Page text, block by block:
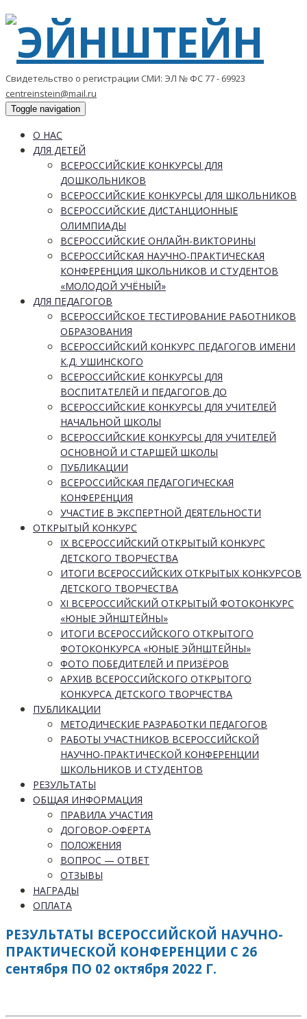
Свидетельство о регистрации СМИ: ЭЛ № ФС 77 - 69923
centreinstein@mail.ru
Toggle navigation
О НАС
ДЛЯ ДЕТЕЙ
ВСЕРОССИЙСКИЕ КОНКУРСЫ ДЛЯ
ДОШКОЛЬНИКОВ
ВСЕРОССИЙСКИЕ КОНКУРСЫ ДЛЯ ШКОЛЬНИКОВ
ВСЕРОССИЙСКИЕ ДИСТАНЦИОННЫЕ
ОЛИМПИАДЫ
ВСЕРОССИЙСКИЕ ОНЛАЙН-ВИКТОРИНЫ
ВСЕРОССИЙСКАЯ НАУЧНО-ПРАКТИЧЕСКАЯ
КОНФЕРЕНЦИЯ ШКОЛЬНИКОВ И СТУДЕНТОВ
«МОЛОДОЙ УЧЁНЫЙ»
ДЛЯ ПЕДАГОГОВ
ВСЕРОССИЙСКОЕ ТЕСТИРОВАНИЕ РАБОТНИКОВ
ОБРАЗОВАНИЯ
ВСЕРОССИЙСКИЙ КОНКУРС ПЕДАГОГОВ ИМЕНИ
К.Д. УШИНСКОГО
ВСЕРОССИЙСКИЕ КОНКУРСЫ ДЛЯ
ВОСПИТАТЕЛЕЙ И ПЕДАГОГОВ ДО
ВСЕРОССИЙСКИЕ КОНКУРСЫ ДЛЯ УЧИТЕЛЕЙ
НАЧАЛЬНОЙ ШКОЛЫ
ВСЕРОССИЙСКИЕ КОНКУРСЫ ДЛЯ УЧИТЕЛЕЙ
ОСНОВНОЙ И СТАРШЕЙ ШКОЛЫ
ПУБЛИКАЦИИ
ВСЕРОССИЙСКАЯ ПЕДАГОГИЧЕСКАЯ
КОНФЕРЕНЦИЯ
УЧАСТИЕ В ЭКСПЕРТНОЙ ДЕЯТЕЛЬНОСТИ
ОТКРЫТЫЙ КОНКУРС
IX ВСЕРОССИЙСКИЙ ОТКРЫТЫЙ КОНКУРС
ДЕТСКОГО ТВОРЧЕСТВА
ИТОГИ ВСЕРОССИЙСКИХ ОТКРЫТЫХ КОНКУРСОВ
ДЕТСКОГО ТВОРЧЕСТВА
XI ВСЕРОССИЙСКИЙ ОТКРЫТЫЙ ФОТОКОНКУРС
«ЮНЫЕ ЭЙНШТЕЙНЫ»
ИТОГИ ВСЕРОССИЙСКОГО ОТКРЫТОГО
ФОТОКОНКУРСА «ЮНЫЕ ЭЙНШТЕЙНЫ»
ФОТО ПОБЕДИТЕЛЕЙ И ПРИЗЁРОВ
АРХИВ ВСЕРОССИЙСКОГО ОТКРЫТОГО
КОНКУРСА ДЕТСКОГО ТВОРЧЕСТВА
ПУБЛИКАЦИИ
МЕТОДИЧЕСКИЕ РАЗРАБОТКИ ПЕДАГОГОВ
РАБОТЫ УЧАСТНИКОВ ВСЕРОССИЙСКОЙ
НАУЧНО-ПРАКТИЧЕСКОЙ КОНФЕРЕНЦИИ
ШКОЛЬНИКОВ И СТУДЕНТОВ
РЕЗУЛЬТАТЫ
ОБЩАЯ ИНФОРМАЦИЯ
ПРАВИЛА УЧАСТИЯ
ДОГОВОР-ОФЕРТА
ПОЛОЖЕНИЯ
ВОПРОС — ОТВЕТ
ОТЗЫВЫ
НАГРАДЫ
ОПЛАТА
РЕЗУЛЬТАТЫ ВСЕРОССИЙСКОЙ НАУЧНО-
ПРАКТИЧЕСКОЙ КОНФЕРЕНЦИИ С 26
сентября ПО 02 октября 2022 Г.